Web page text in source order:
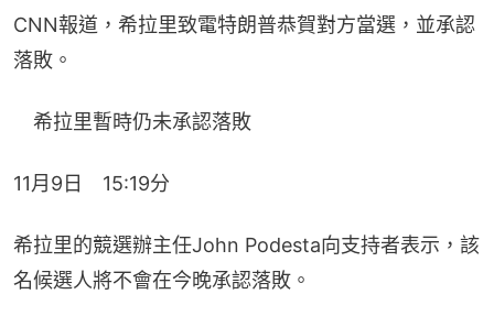
CNN報道，希拉里致電特朗普恭賀對方當選，並承認
落敗。
希拉里暫時仍未承認落敗
11月9日　15:19分
希拉里的競選辦主任John Podesta向支持者表示，該
名候選人將不會在今晚承認落敗。